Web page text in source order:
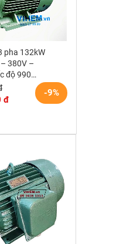
pha 132kW
380V –
độ 990
VIHEM (Việt
Nội
-9%
đ